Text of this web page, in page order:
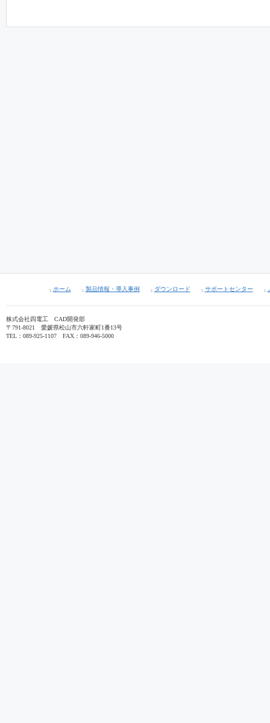
ホーム 製品情報・導入事例 ダウンロード サポートセンター
株式会社四電工 CAD開発部
〒791-8021 愛媛県松山市六軒家町1番13号
TEL：089-925-1107 FAX：089-946-5000